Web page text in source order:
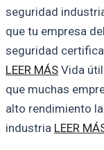
seguridad
que tu empresa
seguridad
LEER MÁS Vida
que muchas
alto rendimiento
industria LEER